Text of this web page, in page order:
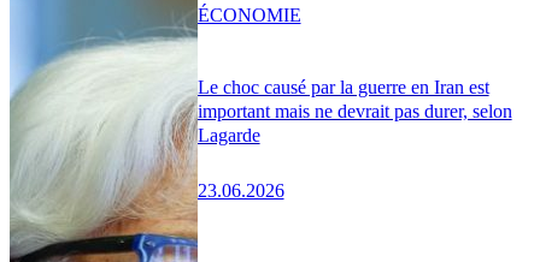
Le choc causé par la guerre en Iran est
important mais ne devrait pas durer, selon
Lagarde
23.06.2026
ÉCONOMIE